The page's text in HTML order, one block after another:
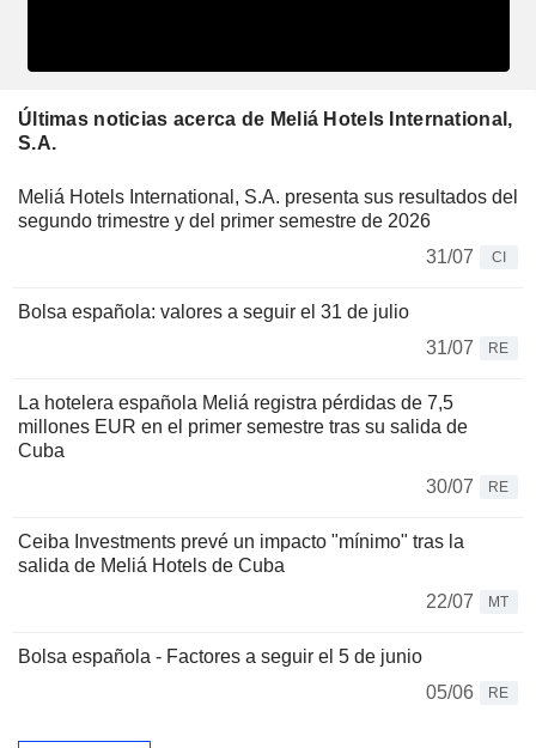
Últimas noticias acerca de Meliá Hotels International,
S.A.
Meliá Hotels International, S.A. presenta sus resultados del
segundo trimestre y del primer semestre de 2026
31/07
CI
Bolsa española: valores a seguir el 31 de julio
31/07
RE
La hotelera española Meliá registra pérdidas de 7,5
millones EUR en el primer semestre tras su salida de
Cuba
30/07
RE
Ceiba Investments prevé un impacto "mínimo" tras la
salida de Meliá Hotels de Cuba
22/07
MT
Bolsa española - Factores a seguir el 5 de junio
05/06
RE